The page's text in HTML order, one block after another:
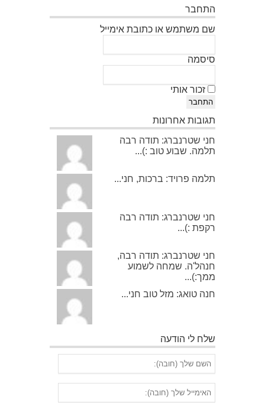
התחבר
שם משתמש או כתובת אימייל
סיסמה
זכור אותי
התחבר
תגובות אחרונות
חני שטרנברג: תודה רבה
תלמה. שבוע טוב :)...
תלמה פרויד: ברכות, חני...
חני שטרנברג: תודה רבה
רקפת :)...
חני שטרנברג: תודה רבה,
חנהל'ה. שמחה לשמוע
ממך:)...
חנה טואג: מזל טוב חני...
שלח לי הודעה